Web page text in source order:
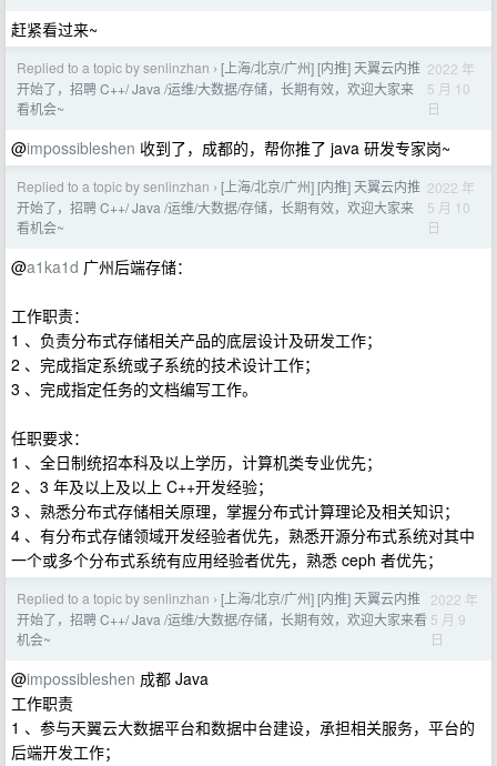
赶紧看过来~
Replied to a topic by senlinzhan › [上海/北京/广州] [内推] 天翼云内推
开始了，招聘 C++/ Java /运维/大数据/存储，长期有效，欢迎大家来
看机会~
2022 年
5 月 10
日
@impossibleshen 收到了，成都的，帮你推了 java 研发专家岗~
Replied to a topic by senlinzhan › [上海/北京/广州] [内推] 天翼云内推
开始了，招聘 C++/ Java /运维/大数据/存储，长期有效，欢迎大家来
看机会~
2022 年
5 月 10
日
@a1ka1d 广州后端存储：
工作职责：
1 、负责分布式存储相关产品的底层设计及研发工作；
2 、完成指定系统或子系统的技术设计工作；
3 、完成指定任务的文档编写工作。
任职要求：
1 、全日制统招本科及以上学历，计算机类专业优先；
2 、3 年及以上及以上 C++开发经验；
3 、熟悉分布式存储相关原理，掌握分布式计算理论及相关知识；
4 、有分布式存储领域开发经验者优先，熟悉开源分布式系统对其中
一个或多个分布式系统有应用经验者优先，熟悉 ceph 者优先；
Replied to a topic by senlinzhan › [上海/北京/广州] [内推] 天翼云内推
开始了，招聘 C++/ Java /运维/大数据/存储，长期有效，欢迎大家来看
机会~
2022 年
5 月 9
日
@impossibleshen 成都 Java
工作职责
1 、参与天翼云大数据平台和数据中台建设，承担相关服务，平台的
后端开发工作；